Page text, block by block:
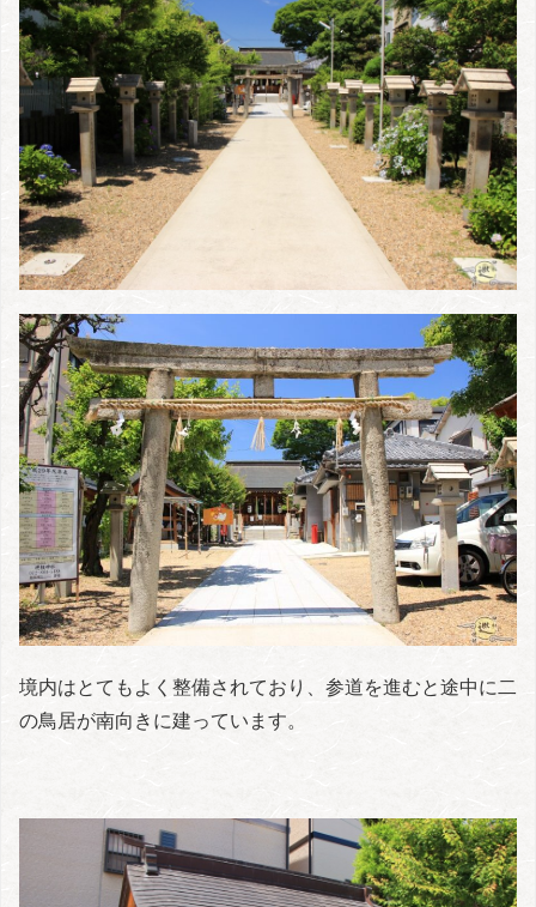
境内はとてもよく整備されており、参道を進むと途中に二
の鳥居が南向きに建っています。